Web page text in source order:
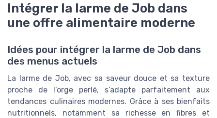
Intégrer la larme de Job dans
une offre alimentaire moderne
Idées pour intégrer la larme de Job dans
des menus actuels
La larme de Job, avec sa saveur douce et sa texture
proche de l’orge perlé, s’adapte parfaitement aux
tendances culinaires modernes. Grâce à ses bienfaits
nutritionnels, notamment sa richesse en fibres et